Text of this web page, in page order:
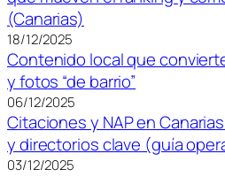
(Canarias)
18/12/2025
Contenido local que
y fotos “de barrio”
06/12/2025
Citaciones y NAP en
y directorios clave (guía
03/12/2025